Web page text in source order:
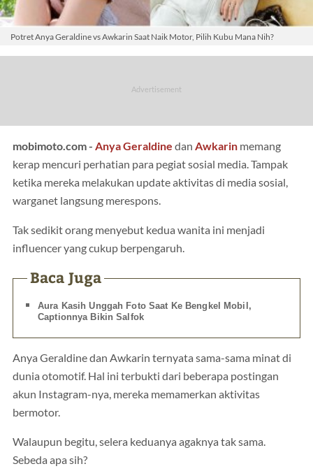
Potret Anya Geraldine vs Awkarin Saat Naik Motor, Pilih Kubu Mana Nih?
mobimoto.com - Anya Geraldine dan Awkarin memang
kerap mencuri perhatian para pegiat sosial media. Tampak
ketika mereka melakukan update aktivitas di media sosial,
warganet langsung merespons.
Tak sedikit orang menyebut kedua wanita ini menjadi
influencer yang cukup berpengaruh.
Baca Juga
Aura Kasih Unggah Foto Saat Ke Bengkel Mobil,
Captionnya Bikin Salfok
Anya Geraldine dan Awkarin ternyata sama-sama minat di
dunia otomotif. Hal ini terbukti dari beberapa postingan
akun Instagram-nya, mereka memamerkan aktivitas
bermotor.
Walaupun begitu, selera keduanya agaknya tak sama.
Sebeda apa sih?